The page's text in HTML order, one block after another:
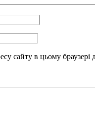
сайту в цьому